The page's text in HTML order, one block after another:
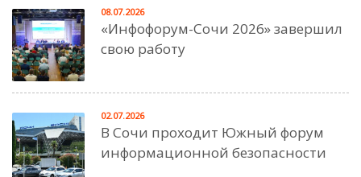
«Инфофорум-Сочи 2026» завершил
свою работу
08.07.2026
В Сочи проходит Южный форум
информационной безопасности
02.07.2026